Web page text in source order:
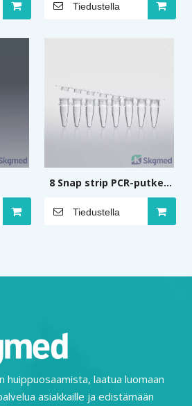
Tiedustella
1,5
8 Snap strip PCR-putkea
Tiedustella
huippuosaamista, laatua luomaan
asiakkaille ja edistämään